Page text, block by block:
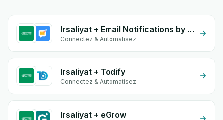
Irsaliyat + Email Notifications by eGrow
Connectez & Automatisez
Irsaliyat + Todify
Connectez & Automatisez
Irsaliyat + eGrow